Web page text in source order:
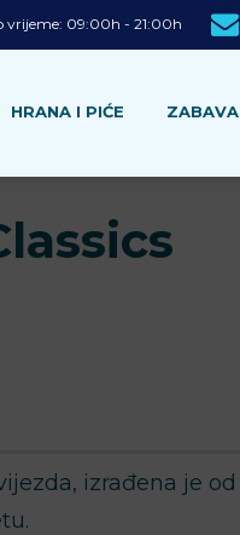
vrijeme: 09:00h - 21:00h
HRANA I PIĆE ZABAVA
izrađena je od